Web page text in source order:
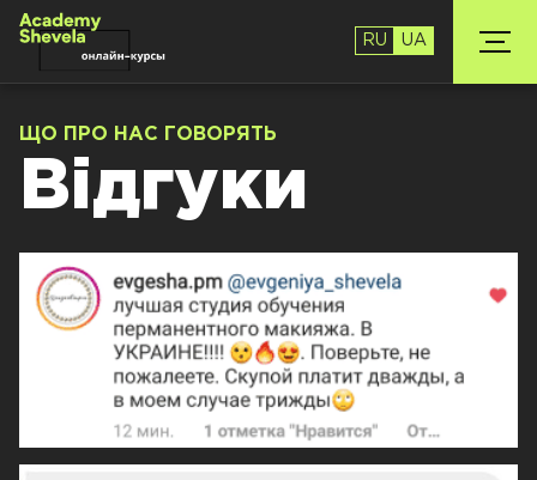
RU UA
ЩО ПРО НАС ГОВОРЯТЬ
Відгуки